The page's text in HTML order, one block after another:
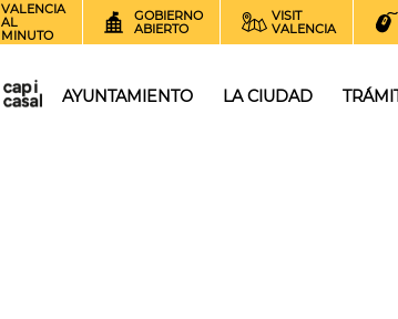
VALENCIA
AL
MINUTO
GOBIERNO
ABIERTO
VISIT
VALENCIA
AYUNTAMIENTO LA CIUDAD